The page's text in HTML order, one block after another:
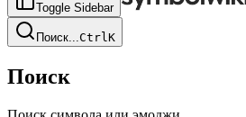
Toggle Sidebar
Поиск...CtrlK
Поиск